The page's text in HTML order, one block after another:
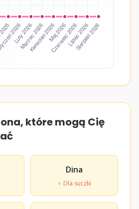
które mogą Cię
Dina
♀ Dla suczki